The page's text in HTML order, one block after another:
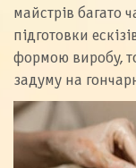
майстрів багато
підготовки
формою виробу,
задуму на